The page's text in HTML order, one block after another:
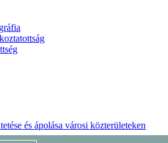
és ápolása városi közterületeken